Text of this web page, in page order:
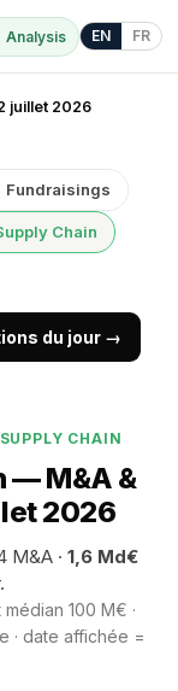
Analysis EN FR
juillet 2026
Fundraisings
Chain
du jour →
CHAIN
— M&A &
2026
M&A · 1,6 Md€
100 M€ ·
· date affichée =